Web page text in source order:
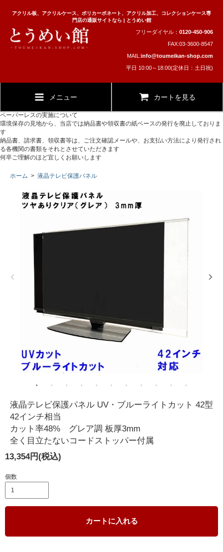
アクリル板、アクリルケース、ポリカーボネート、アクリル加工、コレクションケース専
門店の通販サイトなら | とうめい館
フリーダイヤル： 0120-450-906
FAX:03-3600-8547
MAIL:info@toumeikan-shop.com
平日 10:00～18:00(定休日：土日祝)
メニュー カートを見る
ペーパーレスの実施について
環境保存の見地から、当店では納品書や領収書の紙ベースの発行を廃止しておりま
す
納品書、請求書、領収書等は、ご注文確認メールや、お支払い方法により発行され
る各機関の書類をそれとさせていただきます
何卒ご理解のほど宜しくお願いします
ホーム > 液晶テレビ保護パネル
液晶テレビ保護パネル UV・ブルーライトカット 42型
42インチ相当
カット率48% グレア調 板厚3mm
全く目立たないコードストッパー付属
13,354円(税込)
個数
カートに入れる